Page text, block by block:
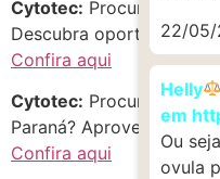
Cytotec: Procurando
Descubra oportunidades
Confira aqui
Cytotec: Procurando
Paraná? Aproveite as
Confira aqui
22/05/
Helly
em
Ou
ovula